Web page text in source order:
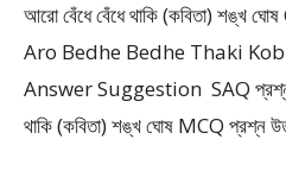
আরো বেঁধে বেঁধে থাকি (কবিতা) শঙ্খ
Aro Bedhe Bedhe Thaki
Answer Suggestion SAQ প্রশ্ন
থাকি (কবিতা) শঙ্খ ঘোষ MCQ প্রশ্ন